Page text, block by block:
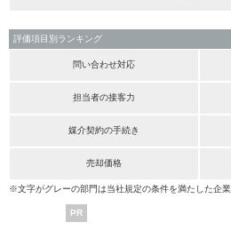
評価項目別ランキング
問い合わせ対応
担当者の接客力
媒介契約の手続き
売却価格
※文字がグレーの部門は当社規定の条件を満たした企
PR